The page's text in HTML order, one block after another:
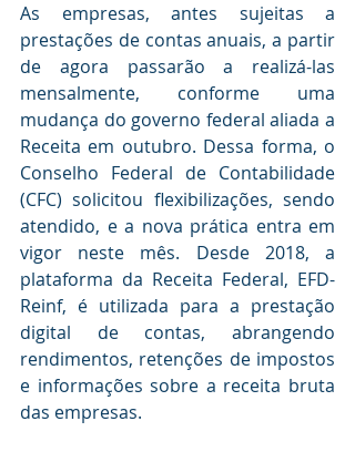
As empresas, antes sujeitas a
prestações de contas anuais, a partir
de agora passarão a realizá-las
mensalmente, conforme uma
mudança do governo federal aliada a
Receita em outubro. Dessa forma, o
Conselho Federal de Contabilidade
(CFC) solicitou flexibilizações, sendo
atendido, e a nova prática entra em
vigor neste mês. Desde 2018, a
plataforma da Receita Federal, EFD-
Reinf, é utilizada para a prestação
digital de contas, abrangendo
rendimentos, retenções de impostos
e informações sobre a receita bruta
das empresas.